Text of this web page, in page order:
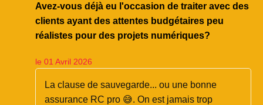
Avez-vous déjà eu l'occasion de traiter avec des
clients ayant des attentes budgétaires peu
réalistes pour des projets numériques?
le 01 Avril 2026
La clause de sauvegarde... ou une bonne
assurance RC pro 😅. On est jamais trop